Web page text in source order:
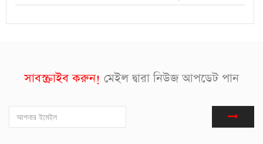
সাবস্ক্রাইব করুন! মেইল দ্বারা নিউজ আপডেট পান